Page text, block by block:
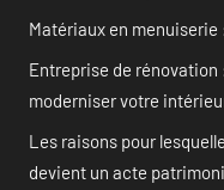
Matériaux en menuiserie
Entreprise de
moderniser votre
Les raisons pour
devient un acte